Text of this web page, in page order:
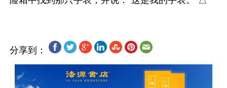
分享到：